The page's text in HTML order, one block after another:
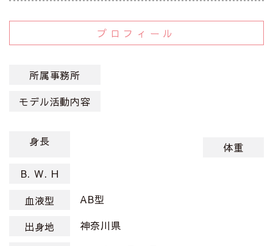
プロフィール
所属事務所
モデル活動内容
身長
体重
B. W. H
血液型
AB型
出身地 神奈川県